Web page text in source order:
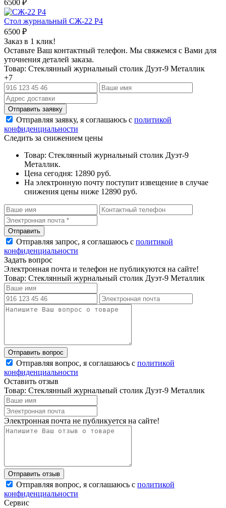
6500 ₽
Стол журнальный СЖ-22 Р4
6500 ₽
Заказ в 1 клик!
Оставьте Ваш контактный телефон. Мы свяжемся с Вами для
уточнения деталей заказа.
Товар: Стеклянный журнальный столик Дуэт-9 Металлик
+7
Отправляя заявку, я соглашаюсь с политикой
конфиденциальности
Следить за снижением цены
Товар: Стеклянный журнальный столик Дуэт-9
Металлик.
Цена сегодня: 12890 руб.
На электронную почту поступит извещение в случае
снижения цены ниже 12890 руб.
Отправляя запрос, я соглашаюсь с политикой
конфиденциальности
Задать вопрос
Электронная почта и телефон не публикуются на сайте!
Товар: Стеклянный журнальный столик Дуэт-9 Металлик
Отправляя вопрос, я соглашаюсь с политикой
конфиденциальности
Оставить отзыв
Товар: Стеклянный журнальный столик Дуэт-9 Металлик
Электронная почта не публикуется на сайте!
Отправляя вопрос, я соглашаюсь с политикой
конфиденциальности
Сервис